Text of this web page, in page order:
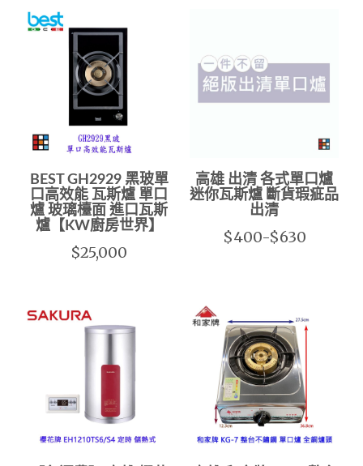
BEST GH2929 黑玻單
口高效能 瓦斯爐 單口
爐 玻璃檯面 進口瓦斯
爐【KW廚房世界】
$25,000
高雄 出清 各式單口爐
迷你瓦斯爐 斷貨瑕疵品
出清
$400-$630